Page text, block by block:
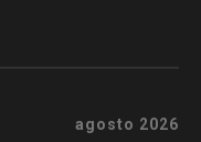
agosto 2026